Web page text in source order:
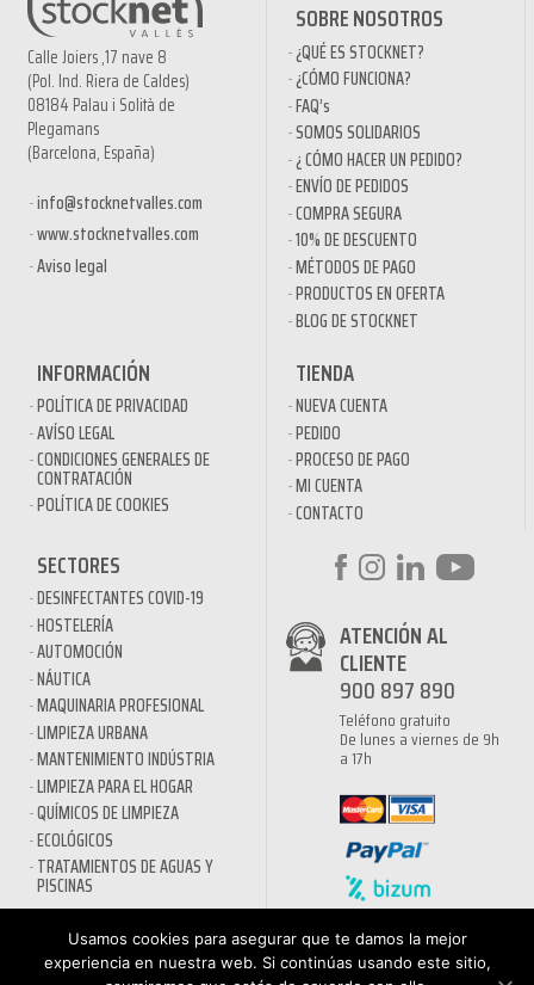
Calle Joiers ,17 nave 8
(Pol. Ind. Riera de Caldes)
08184 Palau i Solità de
Plegamans
(Barcelona, España)
info@stocknetvalles.com
www.stocknetvalles.com
Aviso legal
SOBRE NOSOTROS
¿QUÉ ES STOCKNET?
¿CÓMO FUNCIONA?
FAQ’s
SOMOS SOLIDARIOS
¿ CÓMO HACER UN PEDIDO?
ENVÍO DE PEDIDOS
COMPRA SEGURA
10% DE DESCUENTO
MÉTODOS DE PAGO
PRODUCTOS EN OFERTA
BLOG DE STOCKNET
INFORMACIÓN
POLÍTICA DE PRIVACIDAD
AVÍSO LEGAL
CONDICIONES GENERALES DE
CONTRATACIÓN
POLÍTICA DE COOKIES
TIENDA
NUEVA CUENTA
PEDIDO
PROCESO DE PAGO
MI CUENTA
CONTACTO
SECTORES
DESINFECTANTES COVID-19
HOSTELERÍA
AUTOMOCIÓN
NÁUTICA
MAQUINARIA PROFESIONAL
LIMPIEZA URBANA
MANTENIMIENTO INDÚSTRIA
LIMPIEZA PARA EL HOGAR
QUÍMICOS DE LIMPIEZA
ECOLÓGICOS
TRATAMIENTOS DE AGUAS Y
PISCINAS
ATENCIÓN AL
CLIENTE
900 897 890
Teléfono gratuito
De lunes a viernes de 9h
a 17h
Usamos cookies para asegurar que te damos la mejor
experiencia en nuestra web. Si continúas usando este sitio,